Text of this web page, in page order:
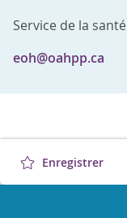
Service de la
eoh@oahpp.ca
Enregistrer